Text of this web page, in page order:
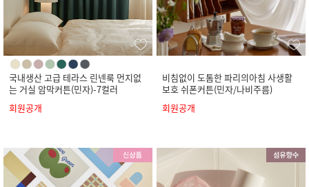
국내생산 고급 테라스 린넨룩 먼지없
는 거실 암막커튼(민자)-7컬러
회원공개
비침없이 도톰한 파리의아침 사생활
보호 쉬폰커튼(민자/나비주름)
회원공개